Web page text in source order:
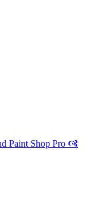
Paint Shop Pro 🙧